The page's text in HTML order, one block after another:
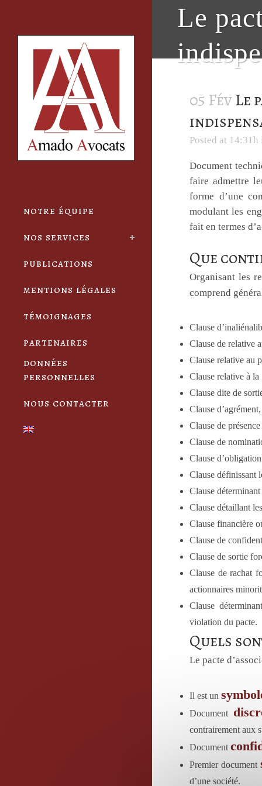
notre équipe
nos services
publications
mentions légales
témoignages
partenaires
données
personnelles
nous contacter
Le
05 FévLe
Posted at 14:31h
Document
faire admettre
forme d’une
modulant les
fait en termes
Que
Organisant les
comprend
Clause
Clause de relative
Clause relative au
Clause relative à
Clause dite de
Clause
Clause de
Clause de
Clause
Clause définissant
Clause
Clause détaillant
Clause financière
Clause de
Clause de sortie
Clause de rachat
actionnaires
Clause
violation du pacte.
Quels
Le pacte
Il est un
Document
contrairement aux
Document
Premier document
d’une société.